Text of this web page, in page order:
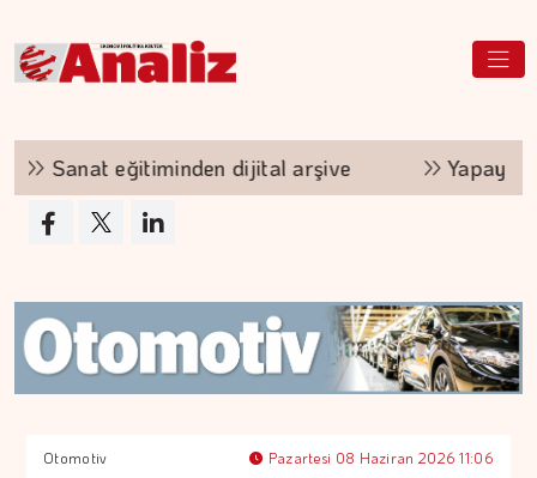
Sanat eğitiminden dijital arşive Yapay
Otomotiv Pazartesi 08 Haziran 2026 11:06